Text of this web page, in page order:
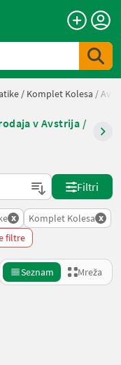
/ Komplet Kolesa /
v Avstrija /
Filtri
x Komplet Kolesa x
filtre
Seznam Mreža